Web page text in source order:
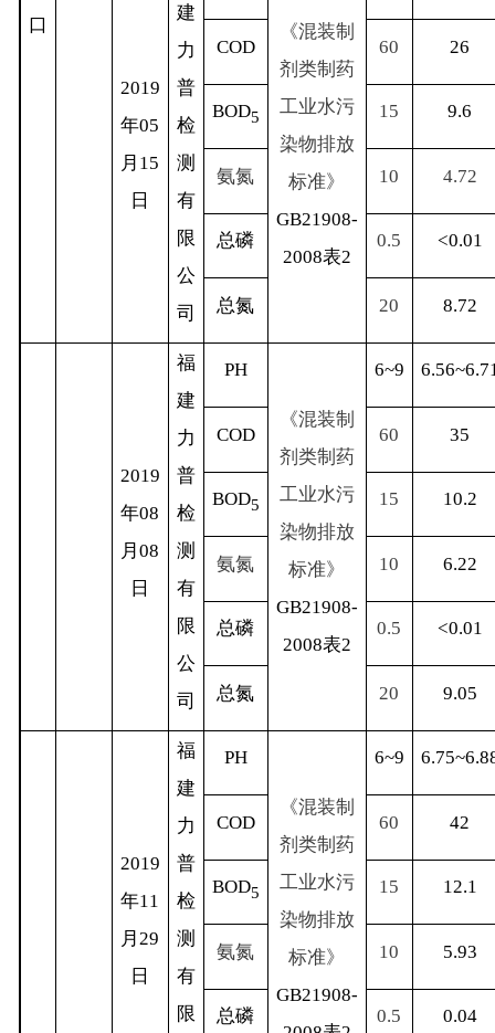
口
2019
年05
月 15
日
建
力
普
检
测
有
限
公
司
《混装制
剂类制药
工业水污
染物排放
标准》
GB21908-
2008表2
COD 60 26
BOD5 15 9.6
氨氮 10 4.72
总磷 0.5 <0.01
总氮 20 8.72
2019
年08
月08
日
福
建
力
普
检
测
有
限
公
司
PH
《混装制
剂类制药
工业水污
染物排放
标准》
GB21908-
2008表2
6~9
COD 60 35
BOD5 15 10.2
氨氮 10 6.22
总磷 0.5 <0.01
总氮 20 9.05
2019
年11
月29
日
福
建
力
普
检
测
有
限
PH
《混装制
剂类制药
工业水污
染物排放
标准》
GB21908-
6~9
COD 60 42
BOD5 15 12.1
氨氮 10 5.93
总磷 0.5 0.04